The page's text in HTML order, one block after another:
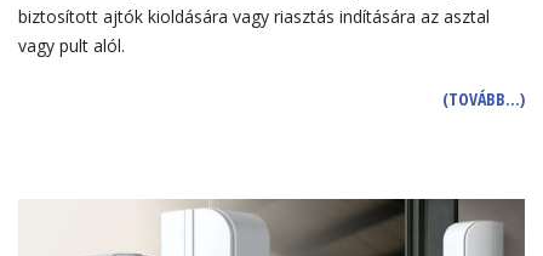
biztosított ajtók kioldására vagy riasztás indítására az asztal
vagy pult alól.
(TOVÁBB…)